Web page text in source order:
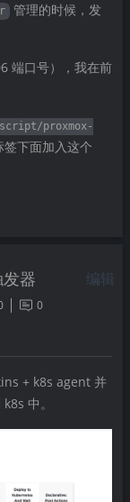
管理的时候，发
端口号），我在前
proxmox-
签下面加入这个
器 编辑
0
+ k8s agent 并
中。